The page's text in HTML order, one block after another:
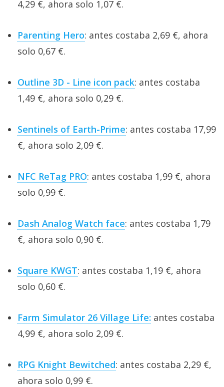
4,29 €, ahora solo 1,07 €.
Parenting Hero: antes costaba 2,69 €, ahora
solo 0,67 €.
Outline 3D - Line icon pack: antes costaba
1,49 €, ahora solo 0,29 €.
Sentinels of Earth-Prime: antes costaba 17,99
€, ahora solo 2,09 €.
NFC ReTag PRO: antes costaba 1,99 €, ahora
solo 0,99 €.
Dash Analog Watch face: antes costaba 1,79
€, ahora solo 0,90 €.
Square KWGT: antes costaba 1,19 €, ahora
solo 0,60 €.
Farm Simulator 26 Village Life: antes costaba
4,99 €, ahora solo 2,09 €.
RPG Knight Bewitched: antes costaba 2,29 €,
ahora solo 0,99 €.